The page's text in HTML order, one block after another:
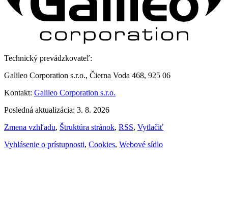
Technický prevádzkovateľ:
Galileo Corporation s.r.o., Čierna Voda 468, 925 06
Kontakt: Galileo Corporation s.r.o.
Posledná aktualizácia: 3. 8. 2026
Zmena vzhľadu, Štruktúra stránok, RSS, Vytlačiť
Vyhlásenie o prístupnosti, Cookies, Webové sídlo